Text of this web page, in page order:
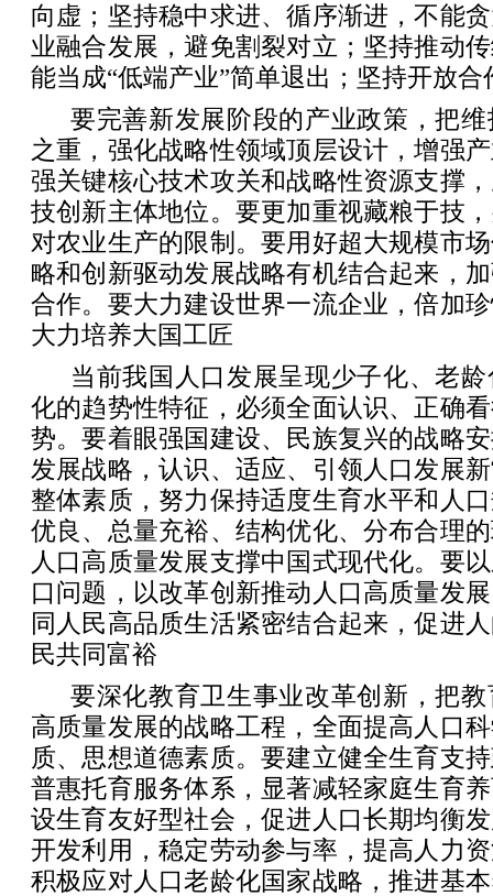
向虚；坚持稳中求进、循序渐进，不能
业融合发展，避免割裂对立；坚持推动
能当成“低端产业”简单退出；坚持开放
要完善新发展阶段的产业政策，把
之重，强化战略性领域顶层设计，增强
强关键核心技术攻关和战略性资源支撑
技创新主体地位。要更加重视藏粮于技
对农业生产的限制。要用好超大规模市
略和创新驱动发展战略有机结合起来，
合作。要大力建设世界一流企业，倍加
大力培养大国工匠
当前我国人口发展呈现少子化、老
化的趋势性特征，必须全面认识、正确
势。要着眼强国建设、民族复兴的战略
发展战略，认识、适应、引领人口发展
整体素质，努力保持适度生育水平和人
优良、总量充裕、结构优化、分布合理
人口高质量发展支撑中国式现代化。要
口问题，以改革创新推动人口高质量发
同人民高品质生活紧密结合起来，促进
民共同富裕
要深化教育卫生事业改革创新，把
高质量发展的战略工程，全面提高人口
质、思想道德素质。要建立健全生育支
普惠托育服务体系，显著减轻家庭生育
设生育友好型社会，促进人口长期均衡
开发利用，稳定劳动参与率，提高人力
积极应对人口老龄化国家战略，推进基